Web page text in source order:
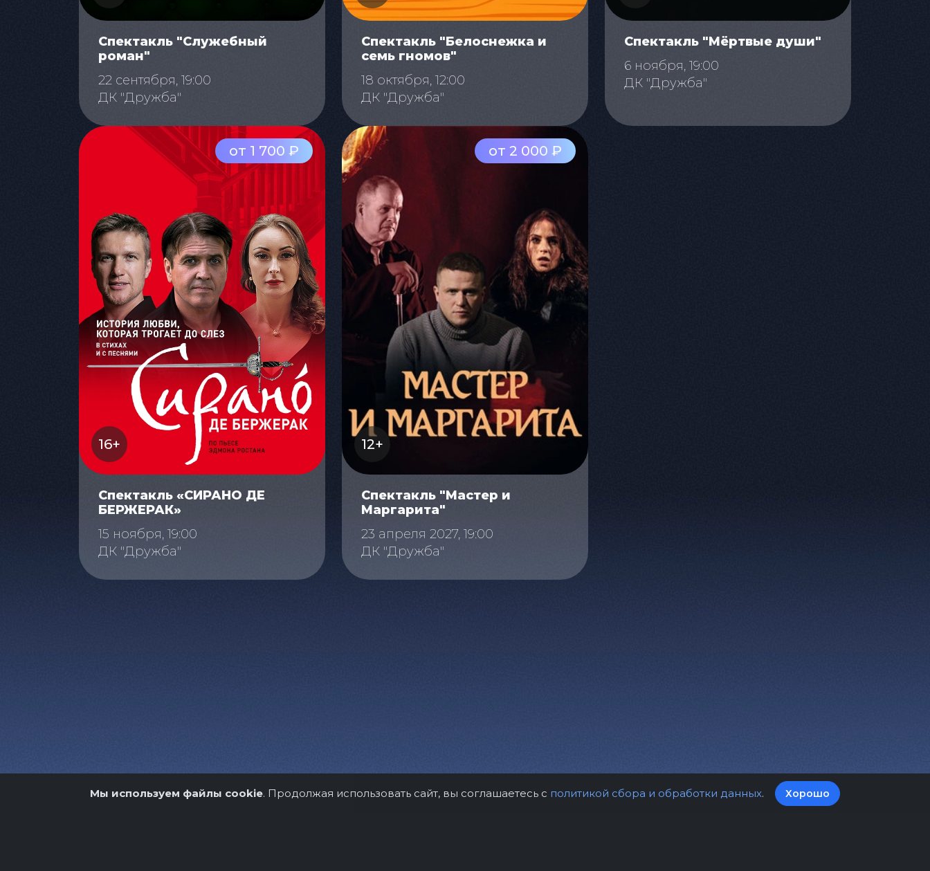
Спектакль "Служебный
роман"
22 сентября, 19:00
ДК "Дружба"
Спектакль "Белоснежка и
семь гномов"
18 октября, 12:00
ДК "Дружба"
Спектакль "Мёртвые души"
6 ноября, 19:00
ДК "Дружба"
от 1 700 ₽
16+
Спектакль «СИРАНО ДЕ
БЕРЖЕРАК»
15 ноября, 19:00
ДК "Дружба"
от 2 000 ₽
12+
Спектакль "Мастер и
Маргарита"
23 апреля 2027, 19:00
ДК "Дружба"
Мы используем файлы cookie. Продолжая использовать сайт, вы соглашаетесь с политикой сбора и обработки данных. Хорошо